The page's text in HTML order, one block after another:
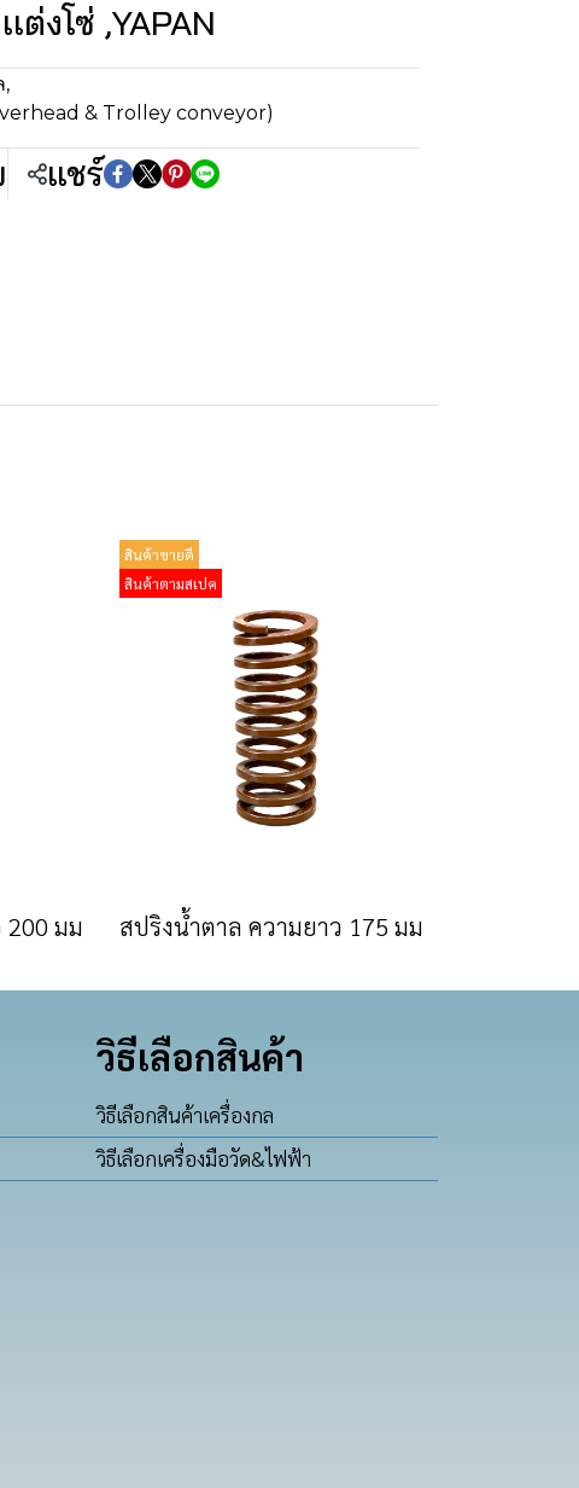
ต่งโซ่ ,YAPAN
,
& Trolley conveyor)
แชร์
200 มม
สินค้าขายดี
สินค้าตามสเปค
สปริงน้ำตาล ความยาว 175 มม
วิธีเลือกสินค้า
วิธีเลือกสินค้าเครื่องกล
วิธีเลือกเครื่องมือวัด&ไฟฟ้า